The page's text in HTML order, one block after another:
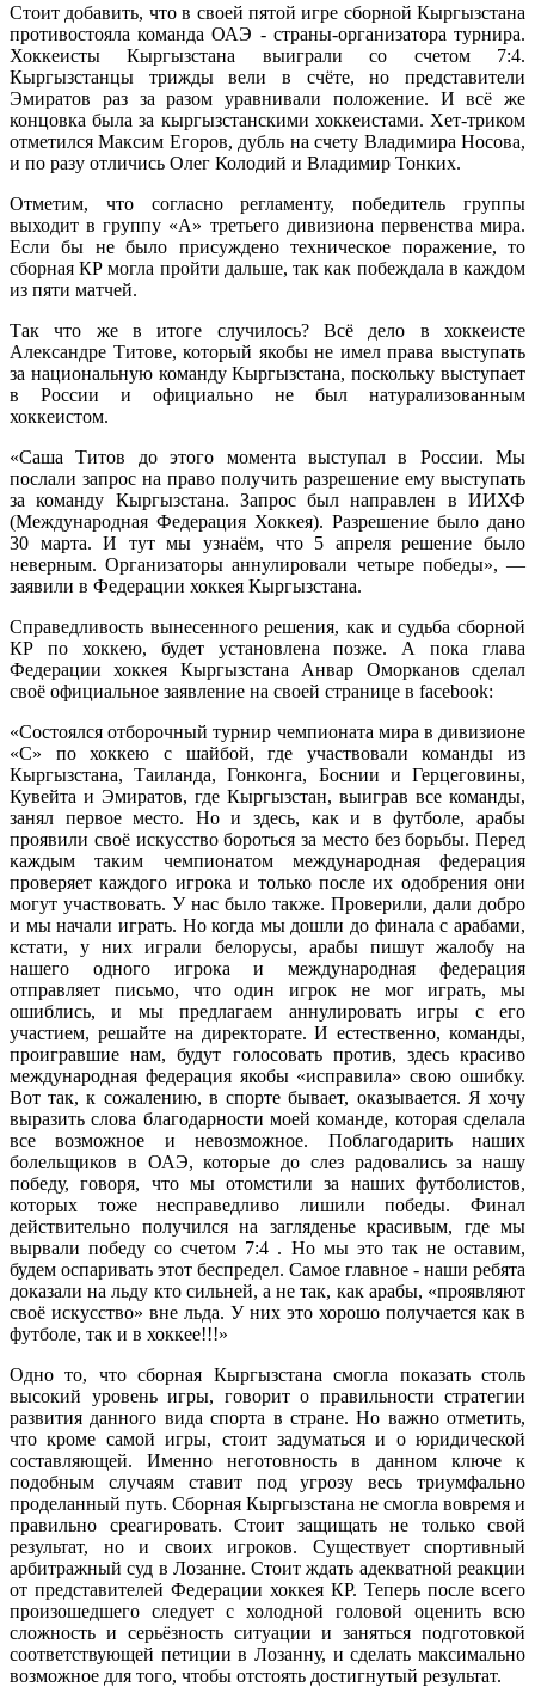
Стоит добавить, что в своей пятой игре сборной Кыргызстана
противостояла команда ОАЭ - страны-организатора турнира.
Хоккеисты Кыргызстана выиграли со счетом 7:4.
Кыргызстанцы трижды вели в счёте, но представители
Эмиратов раз за разом уравнивали положение. И всё же
концовка была за кыргызстанскими хоккеистами. Хет-триком
отметился Максим Егоров, дубль на счету Владимира Носова,
и по разу отличись Олег Колодий и Владимир Тонких.
Отметим, что согласно регламенту, победитель группы
выходит в группу «A» третьего дивизиона первенства мира.
Если бы не было присуждено техническое поражение, то
сборная КР могла пройти дальше, так как побеждала в каждом
из пяти матчей.
Так что же в итоге случилось? Всё дело в хоккеисте
Александре Титове, который якобы не имел права выступать
за национальную команду Кыргызстана, поскольку выступает
в России и официально не был натурализованным
хоккеистом.
«Саша Титов до этого момента выступал в России. Мы
послали запрос на право получить разрешение ему выступать
за команду Кыргызстана. Запрос был направлен в ИИХФ
(Международная Федерация Хоккея). Разрешение было дано
30 марта. И тут мы узнаём, что 5 апреля решение было
неверным. Организаторы аннулировали четыре победы», —
заявили в Федерации хоккея Кыргызстана.
Справедливость вынесенного решения, как и судьба сборной
КР по хоккею, будет установлена позже. А пока глава
Федерации хоккея Кыргызстана Анвар Оморканов сделал
своё официальное заявление на своей странице в facebook:
«Состоялся отборочный турнир чемпионата мира в дивизионе
«С» по хоккею с шайбой, где участвовали команды из
Кыргызстана, Таиланда, Гонконга, Боснии и Герцеговины,
Кувейта и Эмиратов, где Кыргызстан, выиграв все команды,
занял первое место. Но и здесь, как и в футболе, арабы
проявили своё искусство бороться за место без борьбы. Перед
каждым таким чемпионатом международная федерация
проверяет каждого игрока и только после их одобрения они
могут участвовать. У нас было также. Проверили, дали добро
и мы начали играть. Но когда мы дошли до финала с арабами,
кстати, у них играли белорусы, арабы пишут жалобу на
нашего одного игрока и международная федерация
отправляет письмо, что один игрок не мог играть, мы
ошиблись, и мы предлагаем аннулировать игры с его
участием, решайте на директорате. И естественно, команды,
проигравшие нам, будут голосовать против, здесь красиво
международная федерация якобы «исправила» свою ошибку.
Вот так, к сожалению, в спорте бывает, оказывается. Я хочу
выразить слова благодарности моей команде, которая сделала
все возможное и невозможное. Поблагодарить наших
болельщиков в ОАЭ, которые до слез радовались за нашу
победу, говоря, что мы отомстили за наших футболистов,
которых тоже несправедливо лишили победы. Финал
действительно получился на загляденье красивым, где мы
вырвали победу со счетом 7:4 . Но мы это так не оставим,
будем оспаривать этот беспредел. Самое главное - наши ребята
доказали на льду кто сильней, а не так, как арабы, «проявляют
своё искусство» вне льда. У них это хорошо получается как в
футболе, так и в хоккее!!!»
Одно то, что сборная Кыргызстана смогла показать столь
высокий уровень игры, говорит о правильности стратегии
развития данного вида спорта в стране. Но важно отметить,
что кроме самой игры, стоит задуматься и о юридической
составляющей. Именно неготовность в данном ключе к
подобным случаям ставит под угрозу весь триумфально
проделанный путь. Сборная Кыргызстана не смогла вовремя и
правильно среагировать. Стоит защищать не только свой
результат, но и своих игроков. Существует спортивный
арбитражный суд в Лозанне. Стоит ждать адекватной реакции
от представителей Федерации хоккея КР. Теперь после всего
произошедшего следует с холодной головой оценить всю
сложность и серьёзность ситуации и заняться подготовкой
соответствующей петиции в Лозанну, и сделать максимально
возможное для того, чтобы отстоять достигнутый результат.